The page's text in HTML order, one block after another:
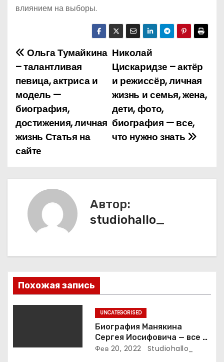
влиянием на выборы.
Н
а
в
и
г
ц
з
а
и
Николай
Цискаридзе – актёр
и режиссёр, личная
жизнь и семья, жена,
дети, фото,
биография — все,
что нужно знать
Ольга Тумайкина
– талантливая
певица, актриса и
модель —
биография,
достижения, личная
жизнь Статья на
сайте
Автор:
studiohallo_
Похожая запись
UNCATEGORISED
Биография Манякина
Сергея Иосифовича — все о
ветеране футбола России!
Фев 20, 2022 Studiohallo_